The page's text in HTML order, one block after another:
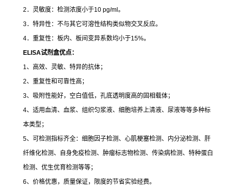
2．灵敏度：检测浓度小于10 pg/ml。
3．特异性：不与其它可溶性结构类似物交叉反应。
4．重复性：板内、板间变异系数均小于15%。
ELISA试剂盒优点：
1、高效、灵敏、特异的抗体；
2、重复性和可靠性高；
3、吸附性能好，空白值低，孔底透明度高的固相载体；
4、适用血清、血浆、组织匀浆液、细胞培养上清液、尿液等等多种标
本类型；
5、可检测指标齐全：细胞因子检测、心肌梗塞检测、内分泌检测、肝
纤维化检测、自身免疫检测、肿瘤标志物检测、传染病检测、特种蛋白
检测、优生优育检测等等；
6、价格优惠，质量保证，限度的节省实验经费。